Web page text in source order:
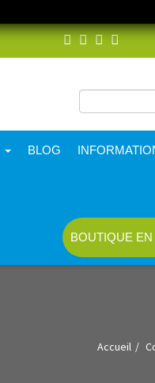
BLOG
BOUTIQUE EN
Accueil